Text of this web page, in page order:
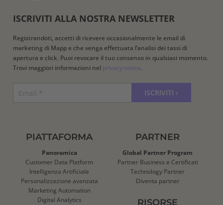
ISCRIVITI ALLA NOSTRA NEWSLETTER
Registrandoti, accetti di ricevere occasionalmente le email di
marketing di Mapp e che venga effettuata l’analisi dei tassi di
apertura e click. Puoi revocare il tuo consenso in qualsiasi momento.
Trovi maggiori informazioni nel privacy notice.
PIATTAFORMA
Panoramica
Customer Data Platform
Intelligenza Artificiale
Personalizzazione avanzata
Marketing Automation
Digital Analytics
PARTNER
Global Partner Program
Partner Business e Certificati
Technology Partner
Diventa partner
RISORSE